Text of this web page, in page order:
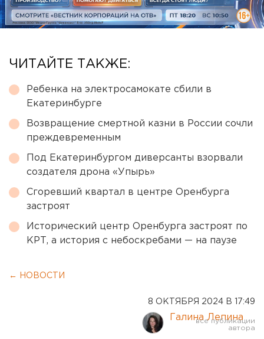
ЧИТАЙТЕ ТАКЖЕ:
Ребенка на электросамокате сбили в
Екатеринбурге
Возвращение смертной казни в России сочли
преждевременным
Под Екатеринбургом диверсанты взорвали
создателя дрона «Упырь»
Сгоревший квартал в центре Оренбурга
застроят
Исторический центр Оренбурга застроят по
КРТ, а история с небоскребами — на паузе
← НОВОСТИ
8 ОКТЯБРЯ 2024 В 17:49
Галина Лепина